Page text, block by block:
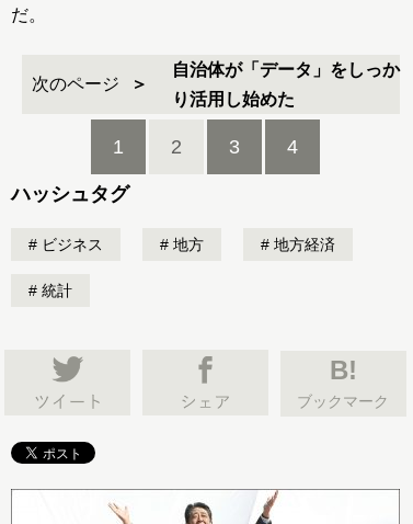
だ。
次のページ
自治体が「データ」をしっか
り活用し始めた
1 2 3 4
ハッシュタグ
ビジネス 地方 地方経済
統計
B!
ブックマーク